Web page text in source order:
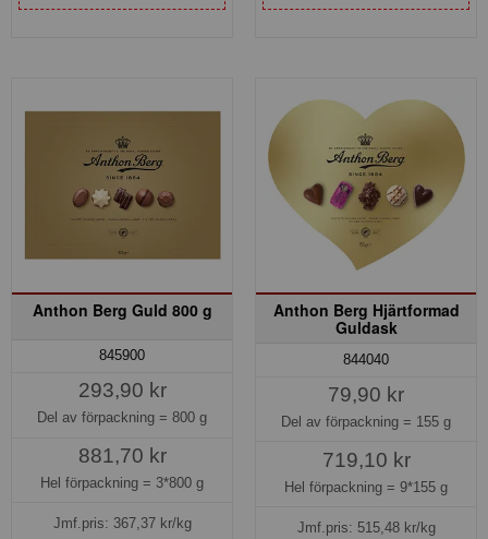
Anthon Berg Guld 800 g
845900
293,90 kr
Del av förpackning = 800 g
881,70 kr
Hel förpackning = 3*800 g
Jmf.pris: 367,37kr/kg
Anthon Berg Hjärtformad
Guldask
844040
79,90 kr
Del av förpackning = 155 g
719,10 kr
Hel förpackning = 9*155 g
Jmf.pris: 515,48kr/kg